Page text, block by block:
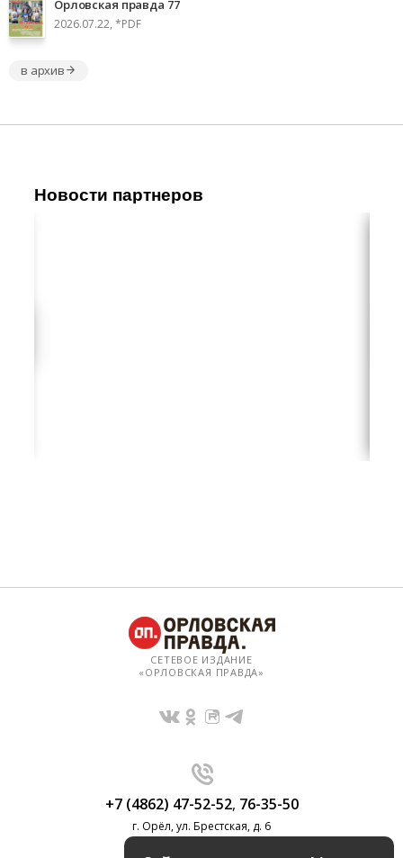
Орловская правда 77
2026.07.22, *PDF
в архив
Новости партнеров
СЕТЕВОЕ ИЗДАНИЕ
«ОРЛОВСКАЯ ПРАВДА»
+7 (4862) 47-52-52, 76-35-50
г. Орёл, ул. Брестская, д. 6